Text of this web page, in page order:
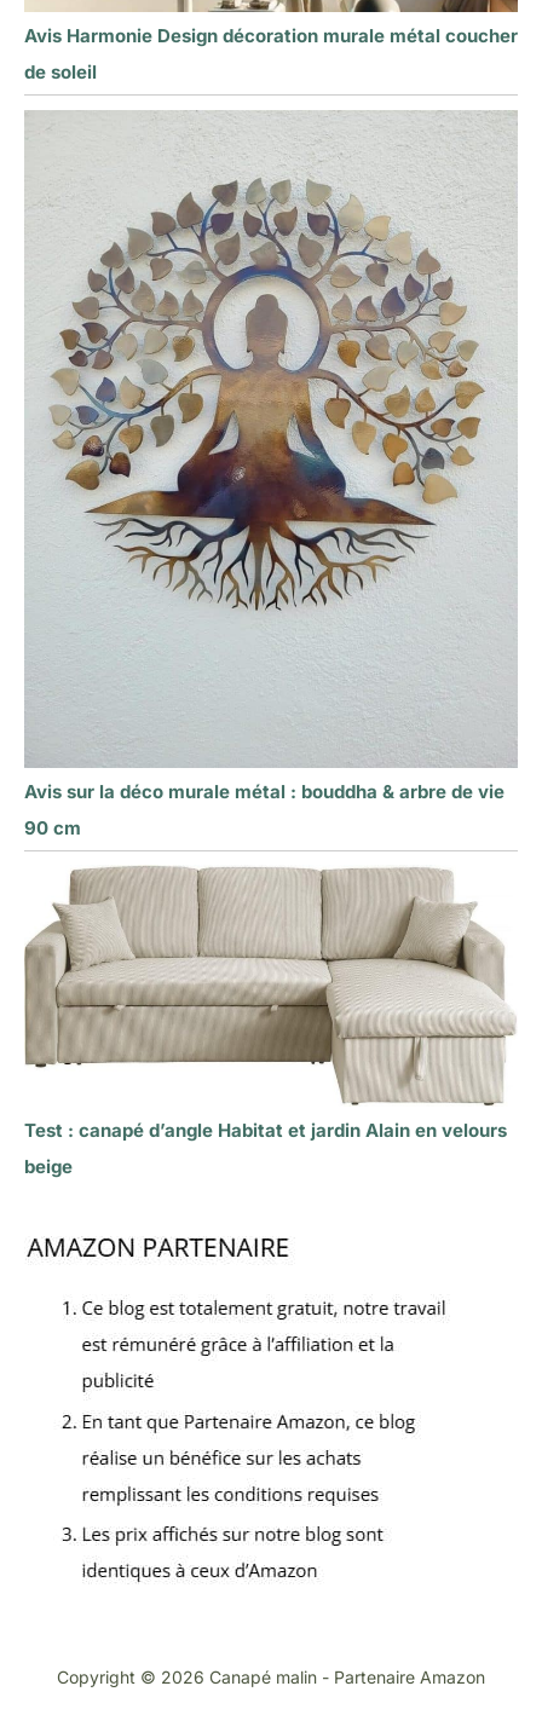
Avis Harmonie Design décoration murale métal coucher
de soleil
Avis sur la déco murale métal : bouddha & arbre de vie
90 cm
Test : canapé d’angle Habitat et jardin Alain en velours
beige
Copyright © 2026 Canapé malin - Partenaire Amazon